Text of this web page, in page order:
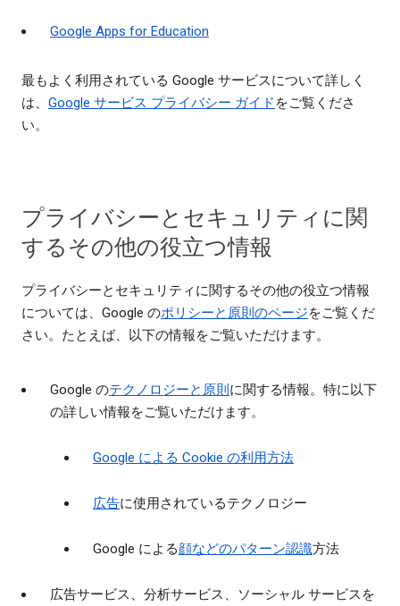
Google Apps for Education
最もよく利用されている Google サービスについて詳しく
は、 Google サービス プライバシー ガイド をご覧くださ
い。
プライバシーとセキュリティに関
するその他の役立つ情報
プライバシーとセキュリティに関するその他の役立つ情報
については、Google のポリシーと原則のページをご覧くだ
さい。たとえば、以下の情報をご覧いただけます。
Google のテクノロジーと原則 に関する情報。特に以下
の詳しい情報をご覧いただけます。
Google による Cookie の利用方法
広告に使用されているテクノロジー
Google による顔などのパターン認識方法
広告サービス、分析サービス、ソーシャル サービスを